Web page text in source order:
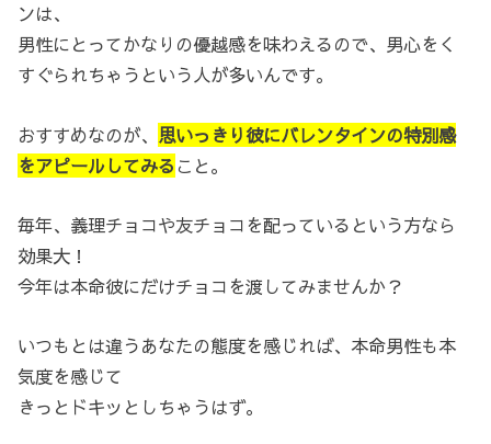
ンは、
男性にとってかなりの優越感を味わえるので、男心をく
すぐられちゃうという人が多いんです。
おすすめなのが、 思いっきり彼にバレンタインの特別感
をアピールしてみること。
毎年、義理チョコや友チョコを配っているという方なら
効果大！
今年は本命彼にだけチョコを渡してみませんか？
いつもとは違うあなたの態度を感じれば、本命男性も本
気度を感じて
きっとドキッとしちゃうはず。